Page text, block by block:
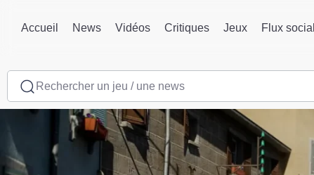
Accueil News Vidéos Critiques Jeux Flux social
Rechercher un jeu / une news